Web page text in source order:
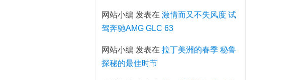
网站小编 发表在 激情而又不失风度 试
驾奔驰AMG GLC 63
网站小编 发表在 拉丁美洲的春季 秘鲁
探秘的最佳时节